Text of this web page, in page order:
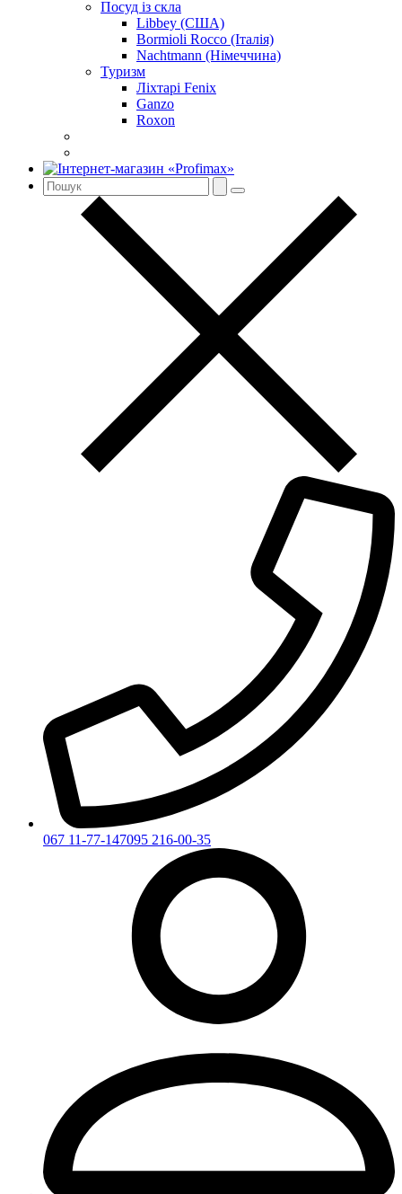
Посуд із скла
Libbey (США)
Bormioli Rocco (Італія)
Nachtmann (Німеччина)
Туризм
Ліхтарі Fenix
Ganzo
Roxon
067 11-77-147095 216-00-35